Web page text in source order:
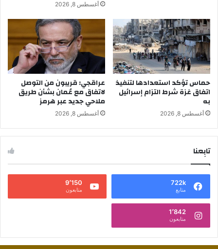
أغسطس 8, 2026
حماس تؤكد استعدادها لتنفيذ
اتفاق غزة شرط التزام إسرائيل
به
أغسطس 8, 2026
عراقجي: قريبون من التوصل
لاتفاق مع عُمان بشأن طريق
ملاحي جديد عبر هرمز
أغسطس 8, 2026
تابِعنا
722k
متابع
9٬150
متابعون
1٬842
متابعون